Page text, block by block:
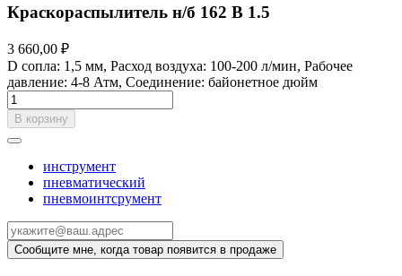
Краскораспылитель н/б 162 В 1.5
3 660,00 ₽
D сопла: 1,5 мм, Расход воздуха: 100-200 л/мин, Рабочее
давление: 4-8 Атм, Соединение: байонетное дюйм
В корзину
инструмент
пневматический
пневмоинтсрумент